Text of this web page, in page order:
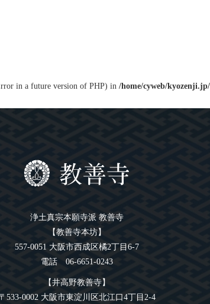
in a future version of PHP) in /home/cyweb/
浄土真宗本願寺派 教善寺
【教善寺本坊】
557-0051 大阪市西成区橘2丁目6-7
電話 06-6651-0243
【井高野教善寺】
533-0002 大阪市東淀川区北江口4丁目2-4